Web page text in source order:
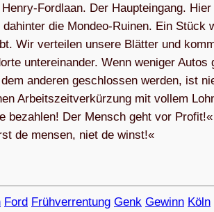
Ford­laan. Der Haupt­ein­gang.
die Mon­deo-Rui­nen. Ein
Wir vertei­len unsere Blät­ter und
unter­ein­an­der. Wenn weni­ger
ande­ren geschlos­sen wer­den, ist
Arbeits­zeit­ver­kür­zung mit vol­lem
bezah­len! Der Mensch geht vor
de men­sen, niet de winst!«
Ford Früh­ver­ren­tung Genk Gewinn Köln